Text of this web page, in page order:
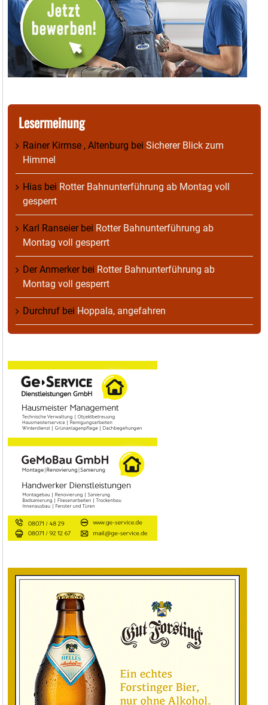
Lesermeinung
Rainer Kirmse , Altenburg bei Sicherer Blick zum
Himmel
Hias bei Rotter Bahnunterführung ab Montag voll
gesperrt
Karl Ranseierbei Rotter Bahnunterführung ab
Montag voll gesperrt
Der Anmerkerbei Rotter Bahnunterführung ab
Montag voll gesperrt
Durchruf bei Hoppala, angefahren